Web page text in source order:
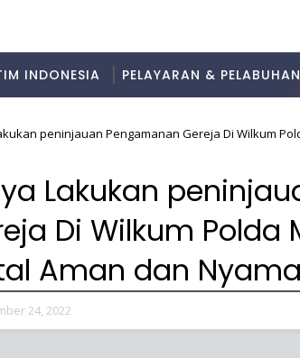
INDONESIA PELAYARAN & PELABUHAN
peninjauan Pengamanan Gereja Di Wilkum
Lakukan
Di Wilkum Polda
Aman dan
24, 2022